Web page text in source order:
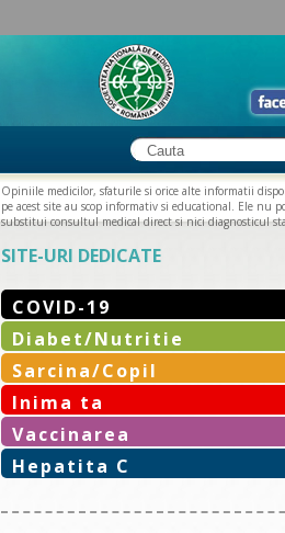
Opiniile medicilor, sfaturile si orice alte informatii
pe acest site au scop informativ si educational. Ele nu
substitui consultul medical direct si nici diagnosticul
SITE-URI DEDICATE
COVID-19
Diabet/Nutritie
Sarcina/Copil
Inima ta
Vaccinarea
Hepatita C